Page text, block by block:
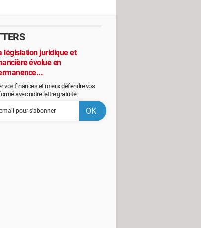
législation juridique et
évolue en
vos finances et mieux défendre vos
avec notre lettre gratuite.